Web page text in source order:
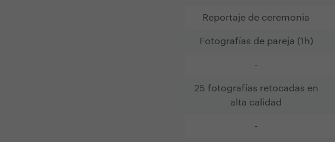
Reportaje de ceremonia
Fotografías de pareja (1h)
-
25 fotografías retocadas en
alta calidad
-